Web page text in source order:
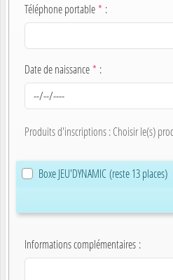
Téléphone portable* :
Date de naissance* :
Produits d'inscriptions : Choisir le(s)
Boxe JEU'DYNAMIC(reste 13 places)
Informations complémentaires :